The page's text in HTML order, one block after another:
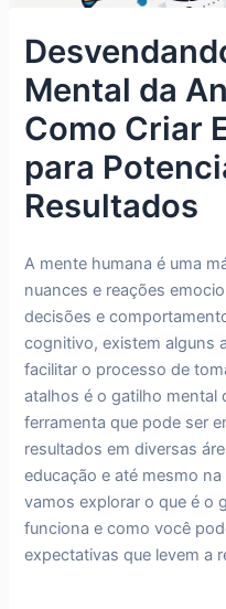
Mental da
Como Criar
para
Resultados
A mente humana é uma
nuances e reações
decisões e
cognitivo, existem alguns
facilitar o processo de
atalhos é o gatilho mental
ferramenta que pode ser
resultados em diversas
educação e até mesmo
vamos explorar o que é o
funciona e como você
expectativas que levem a